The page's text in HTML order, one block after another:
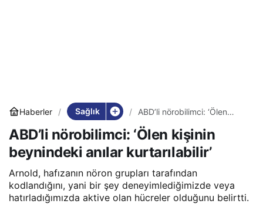
Haberler Sağlık
ABD’li nörobilimci: ‘Ölen
kurtarılabilir’
ABD’li nörobilimci: ‘Ölen kişinin
beynindeki anılar kurtarılabilir’
Arnold, hafızanın nöron grupları tarafından
kodlandığını, yani bir şey deneyimlediğimizde veya
hatırladığımızda aktive olan hücreler olduğunu belirtti.